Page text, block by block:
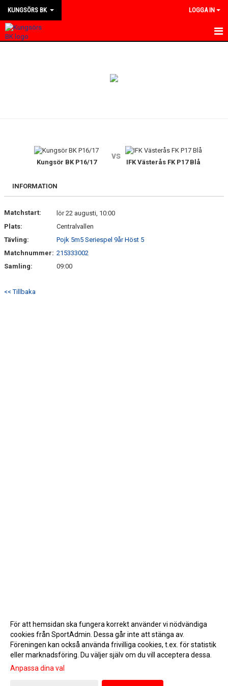
KUNGSÖRS BK LOGGA IN
OM KLUBBEN
BILDGALLERI
BLI MEDLEM I KBK
STYRELSEN
DOMARERSÄTTNING
Kungsör BK P16/17
vs
IFK Västerås FK P17 Blå
INFORMATION
Matchstart:
lör 22 augusti, 10:00
Plats:
Centralvallen
Tävling:
Pojk 5m5 Seriespel 9år Höst 5
Matchnummer: 215333002
Samling:
09:00
<< Tillbaka
Gå till Webbversion
För att hemsidan ska fungera korrekt använder vi nödvändiga
cookies från SportAdmin. Dessa går inte att stänga av.
Föreningen kan också använda frivilliga cookies, t.ex. för statistik
eller marknadsföring. Du väljer själv om du vill acceptera dessa.
Anpassa dina val